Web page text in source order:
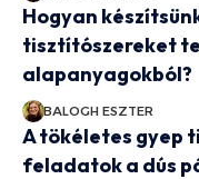
Hogyan
tisztítószereket
alapanyagokból?
BALOGH ESZTER
A tökéletes gyep
feladatok a dús